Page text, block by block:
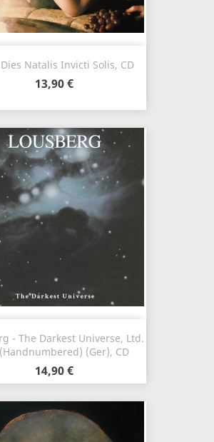
Natalis Invicti Solis, CD
13,90 €
- The Darkest Universe, Ltd.
(Ger), CD
14,90 €